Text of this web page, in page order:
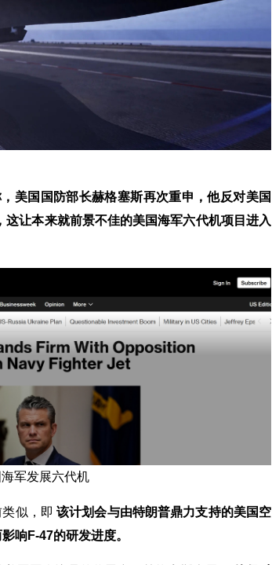
美国国防部长赫格塞斯再次重申，他反对美国
让本来就前景不佳的美国海军六代机项目进入
军发展六代机
似，即 该计划会与由特朗普鼎力支持的美国空
响F-47的研发进度。